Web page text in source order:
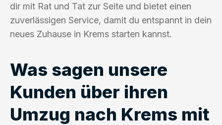
dir mit Rat und Tat zur Seite und bietet einen
zuverlässigen Service, damit du entspannt in dein
neues Zuhause in Krems starten kannst.
Was sagen unsere
Kunden über ihren
Umzug nach Krems mit